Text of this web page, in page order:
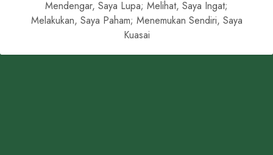
Mendengar, Saya Lupa; Melihat, Saya Ingat;
Melakukan, Saya Paham; Menemukan Sendiri, Saya
Kuasai